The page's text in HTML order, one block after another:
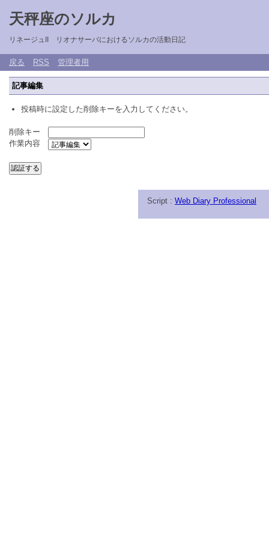
天秤座のソルカ
リネージュII リオナサーバにおけるソルカの活動日記
戻る RSS 管理者用
記事編集
投稿時に設定した削除キーを入力してください。
削除キー
作業内容
Script : Web Diary Professional